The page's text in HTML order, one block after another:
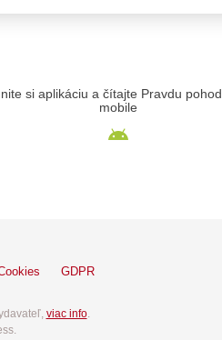
si aplikáciu a čítajte Pravdu
mobile
GDPR
viac info.